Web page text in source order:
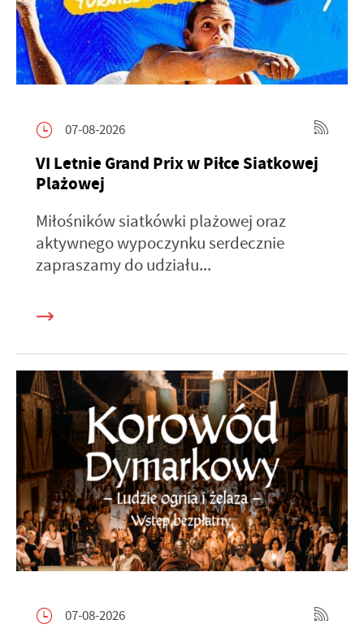
07-08-2026
VI Letnie Grand Prix w Piłce Siatkowej
Plażowej
Miłośników siatkówki plażowej oraz
aktywnego wypoczynku serdecznie
zapraszamy do udziału...
07-08-2026